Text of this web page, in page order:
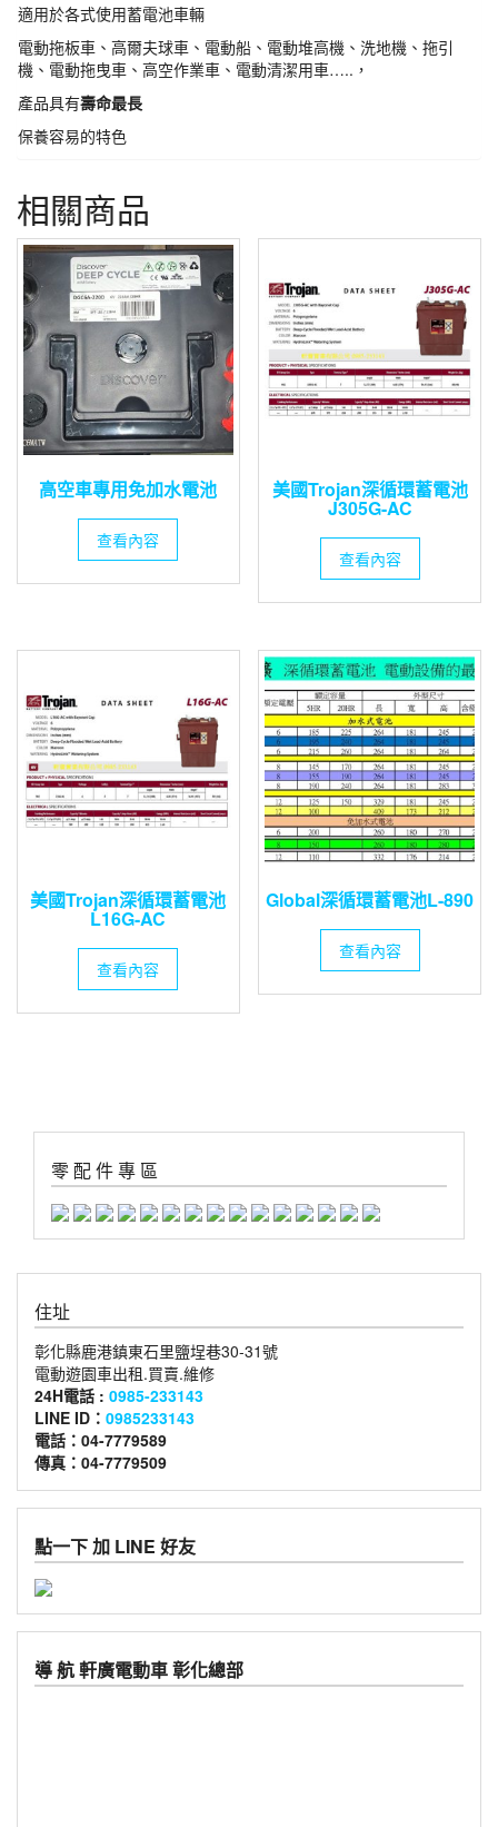
適用於各式使用蓄電池車輛
電動拖板車、高爾夫球車、電動船、電動堆高機、洗地機、拖引
機、電動拖曳車、高空作業車、電動清潔用車….. ，
產品具有壽命最長
保養容易的特色
相關商品
高空車專用免加水電池
查看內容
美國Trojan深循環蓄電池
J305G-AC
查看內容
美國Trojan深循環蓄電池
L16G-AC
查看內容
Global深循環蓄電池L-890
查看內容
零 配 件 專 區
住址
彰化縣鹿港鎮東石里鹽埕巷30-31號
電動遊園車出租.買賣.維修
24H電話 : 0985-233143
LINE ID： 0985233143
電話：04-7779589
傳真：04-7779509
點一下 加 LINE 好友
導 航 軒廣電動車 彰化總部